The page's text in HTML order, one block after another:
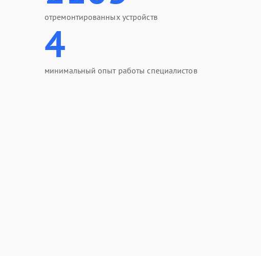
отремонтированных устройств
4
минимальный опыт работы специалистов